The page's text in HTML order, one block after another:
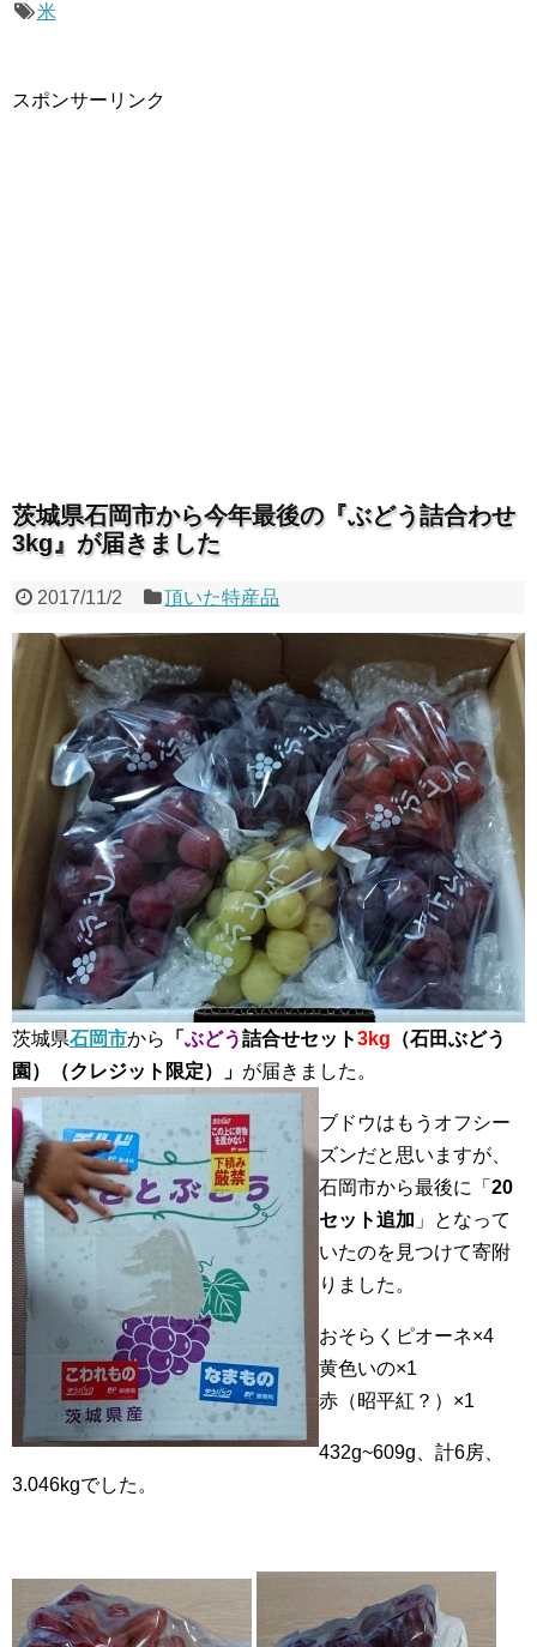
米
スポンサーリンク
茨城県石岡市から今年最後の『ぶどう詰合わせ
3kg』が届きました
2017/11/2 頂いた特産品
茨城県石岡市から 「 ぶどう詰合せセット3kg （石田ぶどう
園）（クレジット限定）」 が届きました。
ブドウはもうオフシー
ズンだと思いますが、
石岡市から最後に「 20
セット追加 」となって
いたのを見つけて寄附
りました。
おそらくピオーネ×4
黄色いの×1
赤（昭平紅？）×1
432g~609g、計6房、
3.046kgでした。